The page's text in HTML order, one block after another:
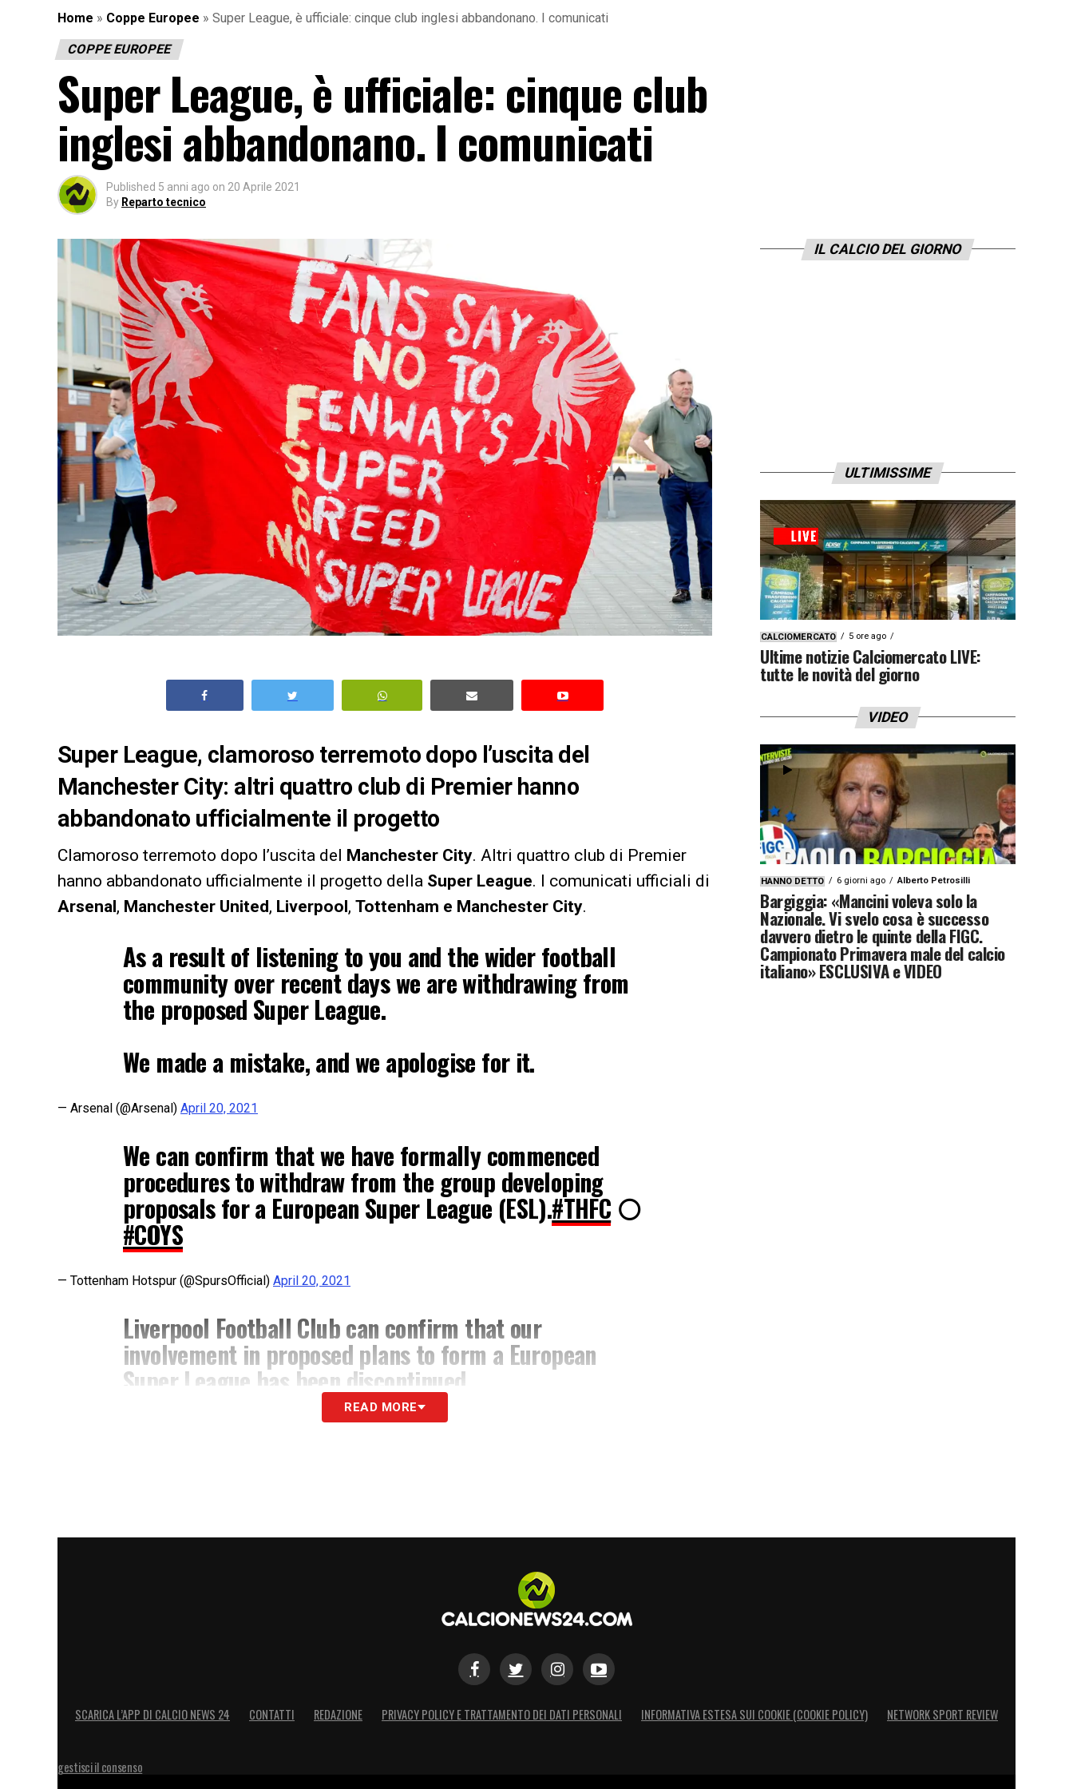
Home » Coppe Europee » Super League, è ufficiale: cinque club inglesi abbandonano. I comunicati
COPPE EUROPEE
Super League, è ufficiale: cinque club
inglesi abbandonano. I comunicati
Published 5 anni ago on 20 Aprile 2021
By Reparto tecnico
Super League, clamoroso terremoto dopo l’uscita del
Manchester City: altri quattro club di Premier hanno
abbandonato ufficialmente il progetto
Clamoroso terremoto dopo l’uscita del Manchester City. Altri quattro club di Premier
hanno abbandonato ufficialmente il progetto della Super League. I comunicati ufficiali di
Arsenal, Manchester United, Liverpool, Tottenham e Manchester City.
As a result of listening to you and the wider football
community over recent days we are withdrawing from
the proposed Super League.
We made a mistake, and we apologise for it.
— Arsenal (@Arsenal) April 20, 2021
We can confirm that we have formally commenced
procedures to withdraw from the group developing
proposals for a European Super League (ESL).#THFC ⚪️
#COYS
— Tottenham Hotspur (@SpursOfficial) April 20, 2021
Liverpool Football Club can confirm that our
involvement in proposed plans to form a European
Super League has been discontinued.
READ MORE
IL CALCIO DEL GIORNO
ULTIMISSIME
CALCIOMERCATO 5 ore ago
Ultime notizie Calciomercato LIVE:
tutte le novità del giorno
VIDEO
HANNO DETTO 6 giorni ago Alberto Petrosilli
Bargiggia: «Mancini voleva solo la
Nazionale. Vi svelo cosa è successo
davvero dietro le quinte della FIGC.
Campionato Primavera male del calcio
italiano» ESCLUSIVA e VIDEO
SCARICA L’APP DI CALCIO NEWS 24 CONTATTI REDAZIONE PRIVACY POLICY E TRATTAMENTO DEI DATI PERSONALI INFORMATIVA ESTESA SUI COOKIE (COOKIE POLICY) NETWORK SPORT REVIEW
gestisci il consenso